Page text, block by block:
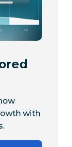
with